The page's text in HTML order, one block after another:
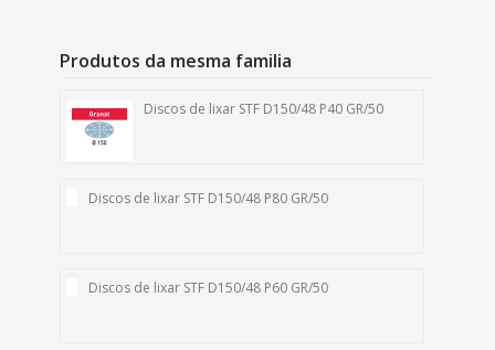
Produtos da mesma familia
Discos de lixar STF D150/48 P40 GR/50
Discos de lixar STF D150/48 P80 GR/50
Discos de lixar STF D150/48 P60 GR/50